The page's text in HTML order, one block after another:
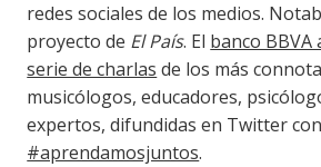
redes sociales de los medios.
proyecto de El País. El banco BBVA
serie de charlas de los más
musicólogos, educadores,
expertos, difundidas en Twitter
#aprendamosjuntos.